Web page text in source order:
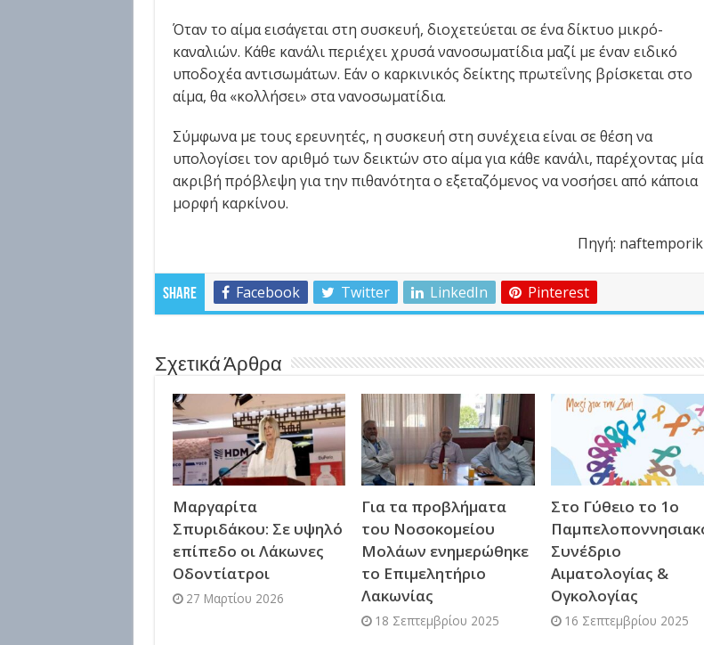
Όταν το αίμα εισάγεται στη συσκευή, διοχετεύεται σε ένα δίκτυο μικρό-
καναλιών. Κάθε κανάλι περιέχει χρυσά νανοσωματίδια μαζί με έναν ειδικό
υποδοχέα αντισωμάτων. Εάν ο καρκινικός δείκτης πρωτεΐνης βρίσκεται στο
αίμα, θα «κολλήσει» στα νανοσωματίδια.
Σύμφωνα με τους ερευνητές, η συσκευή στη συνέχεια είναι σε θέση να
υπολογίσει τον αριθμό των δεικτών στο αίμα για κάθε κανάλι, παρέχοντας μία
ακριβή πρόβλεψη για την πιθανότητα ο εξεταζόμενος να νοσήσει από κάποια
μορφή καρκίνου.
Πηγή:
Share Facebook Twitter LinkedIn Pinterest
Σχετικά Άρθρα
Μαργαρίτα
Σπυριδάκου: Σε υψηλό
επίπεδο οι Λάκωνες
Οδοντίατροι
27 Μαρτίου 2026
Για τα προβλήματα
του Νοσοκομείου
Μολάων ενημερώθηκε
το Επιμελητήριο
Λακωνίας
18 Σεπτεμβρίου 2025
Στο Γύθειο το 1ο
Συνέδριο
Αιματολογίας &
Ογκολογίας
16 Σεπτεμβρίου 2025